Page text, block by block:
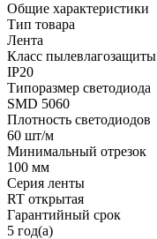
Общие характеристики
Тип товара
Лента
Класс пылевлагозащиты
IP20
Типоразмер светодиода
SMD 5060
Плотность светодиодов
60 шт/м
Минимальный отрезок
100 мм
Серия ленты
RT открытая
Гарантийный срок
5 год(а)